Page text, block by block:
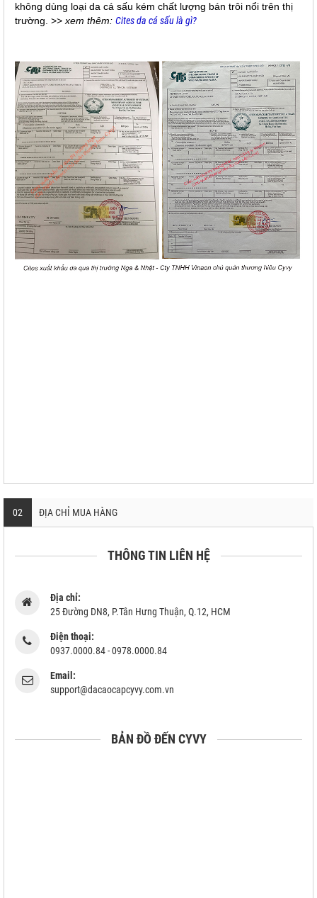
không dùng loại da cá sấu kém chất lượng bán trôi nổi trên thị
trường. >> xem thêm: Cites da cá sấu là gì?
02 ĐỊA CHỈ MUA HÀNG
THÔNG TIN LIÊN HỆ
Địa chỉ:
25 Đường DN8, P.Tân Hưng Thuận, Q.12, HCM
Điện thoại:
0937.0000.84 - 0978.0000.84
Email:
support@dacaocapcyvy.com.vn
BẢN ĐỒ ĐẾN CYVY